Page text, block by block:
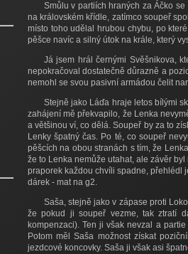
Smůlu v partiích hraných za Áčko
na královském křídle, zatímco soupeř
místo toho udělal hrubou chybu, po
pěšce navíc a silný útok na krále, který
Já jsem hrál černými Svěšnikova,
nepokračoval dostatečně důrazně a
nemohl se svou pasivní armádou čelit
Stejně jako Láďa hraje letos bílými
zahájení mě překvapilo, že Lenka
a většinou ví, co dělá. Soupeř by za to
Lenky špatný čas. Po té, co soupeř
pěšcích na obou stranách s tím, že
že to Lenka nemůže utahat, ale závěr
praporek každou chvíli spadne, přehlédl
dárek - mat na g2.
Saša, stejně jako v zápase proti
že pokud ji soupeř vezme, tak ztratí
kompenzaci). Ten ji však nevzal a
Potom měl Saša možnost získat
jezdcové koncovky. Saša ji však asi